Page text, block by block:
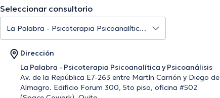
Seleccionar consultorio
Dirección
La Palabra - Psicoterapia Psicoanalítica y Psicoanálisis
Av. de la República E7-263 entre Martín Carrión y Diego de
Almagro. Edificio Forum 300, 5to piso, oficina #502